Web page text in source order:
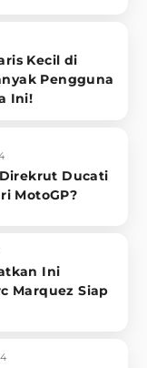
Kecil di
Pengguna
Ini!
Ducati
MotoGP?
Ini
Marquez Siap